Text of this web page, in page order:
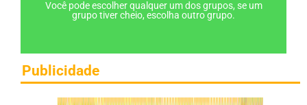
Você pode escolher qualquer um dos grupos, se um
grupo tiver cheio, escolha outro grupo.
Publicidade